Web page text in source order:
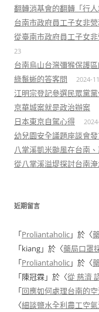
翻轉消基會的翻轉「行人
台南市政府員工子女非
從臺南市政府員工子女
23
台南烏山台灣彌猴保護
綠鬣蜥的答客問 2024-
江明宗登記參選民眾黨
京華城案就是政治辦案
日本東京自駕心得
幼兒園安全議題座談會
八掌溪凱米颱風在台南
從八掌溪溢堤探討台南
近期留言
「Proliantaholic」於〈
「kiang」於〈藥局口罩
「Proliantaholic」於〈
「陳冠霖」於〈從 慈濟
「回應如何處理台南的
〈細談鹽水全利農工空